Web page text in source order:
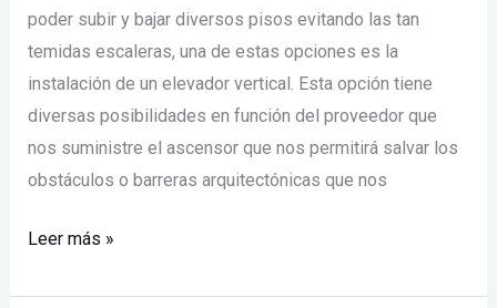
poder subir y bajar diversos pisos evitando las tan
temidas escaleras, una de estas opciones es la
instalación de un elevador vertical. Esta opción tiene
diversas posibilidades en función del proveedor que
nos suministre el ascensor que nos permitirá salvar los
obstáculos o barreras arquitectónicas que nos
Leer más »